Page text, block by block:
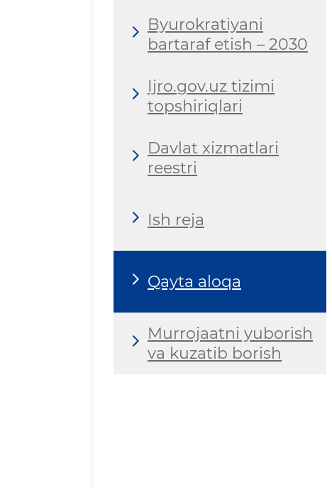
Byurokratiyani
bartaraf etish – 2030
Ijro.gov.uz tizimi
topshiriqlari
Davlat xizmatlari
reestri
Ish reja
Qayta aloqa
Murrojaatni yuborish
va kuzatib borish